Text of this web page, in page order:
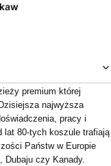
premium której
najwyższa
pracy i
lat 80-tych koszule trafiają
Państw w Europie
Dubaju czy Kanady.